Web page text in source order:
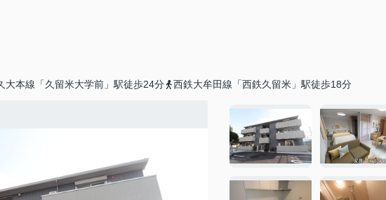
大本線「久留米大学前」駅徒歩24分 西鉄大牟田線「西鉄久留米」駅徒歩18分